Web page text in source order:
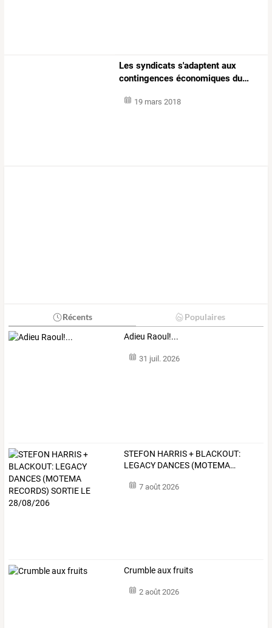
Les syndicats s'adaptent aux
contingences économiques du…
19 mars 2018
Récents Populaires
Adieu Raoul!...
31 juil. 2026
STEFON HARRIS+ BLACKOUT:
LEGACY DANCES (MOTEMA…
7 août 2026
Crumble aux fruits
2 août 2026